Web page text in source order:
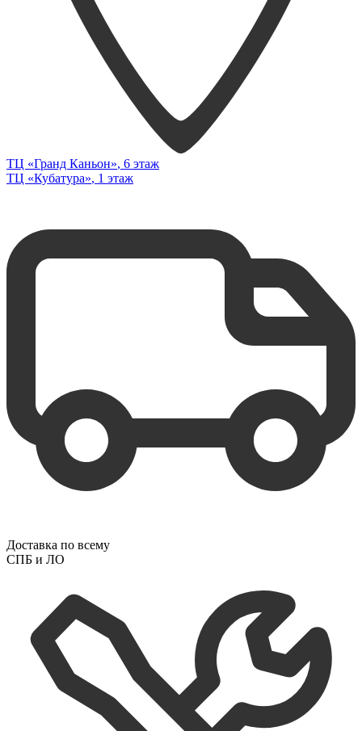
ТЦ «Гранд Каньон», 6 этаж
ТЦ «Кубатура», 1 этаж
Доставка по всему
СПБ и ЛО